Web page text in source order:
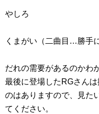
やしろ
くまがい（二曲目…勝手
だれの需要があるのかわ
最後に登場したRGさん
のはありますので、見た
てください。